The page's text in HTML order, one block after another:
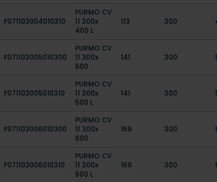
F071103004010310
PURMO CV
11 300x
400 L
113 300
F071103005010300
PURMO CV
11 300x
500
141 300
F071103005010310
PURMO CV
11 300x
500 L
141 300
F071103006010300
PURMO CV
11 300x
600
169 300
F071103006010310
PURMO CV
11 300x
600 L
169 300